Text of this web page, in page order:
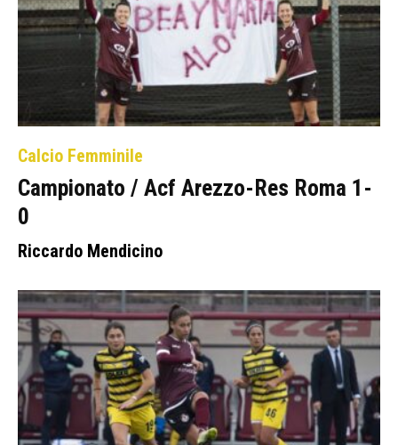
Calcio Femminile
Campionato / Acf Arezzo-Res Roma 1-
0
Riccardo Mendicino